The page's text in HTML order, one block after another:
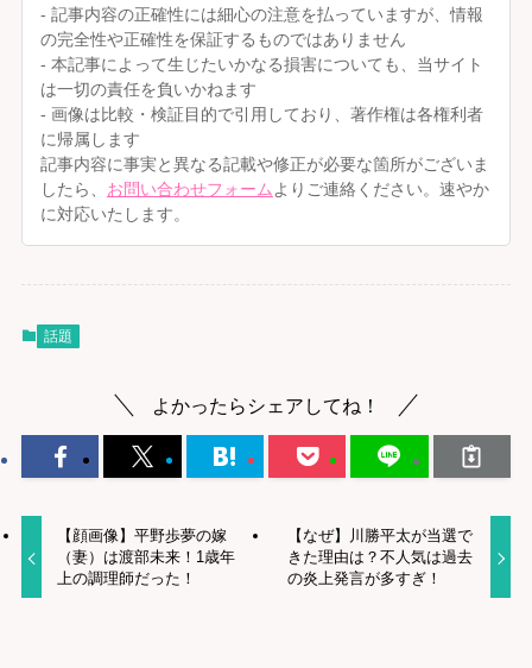
- 記事内容の正確性には細心の注意を払っていますが、情報
の完全性や正確性を保証するものではありません
- 本記事によって生じたいかなる損害についても、当サイト
は一切の責任を負いかねます
- 画像は比較・検証目的で引用しており、著作権は各権利者
に帰属します
記事内容に事実と異なる記載や修正が必要な箇所がございま
したら、 お問い合わせフォーム よりご連絡ください。速やか
に対応いたします。
話題
よかったらシェアしてね！
【顔画像】平野歩夢の嫁
（妻）は渡部未来！1歳年
上の調理師だった！
【なぜ】川勝平太が当選で
きた理由は？不人気は過去
の炎上発言が多すぎ！